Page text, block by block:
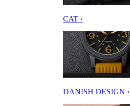
CAT ›
DANISH DESIGN ›